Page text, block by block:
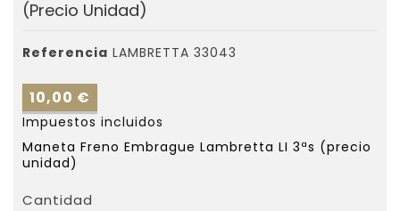
(precio Unidad)
Referencia LAMBRETTA 33043
10,00 €
Impuestos incluidos
Maneta Freno Embrague Lambretta LI 3ªs (precio
unidad)
Cantidad